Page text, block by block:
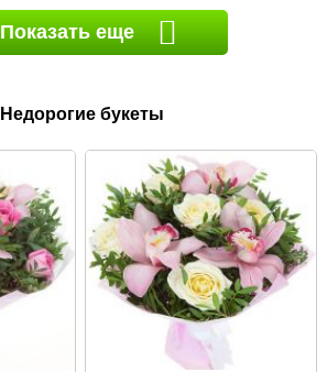
Показать еще
Недорогие букеты